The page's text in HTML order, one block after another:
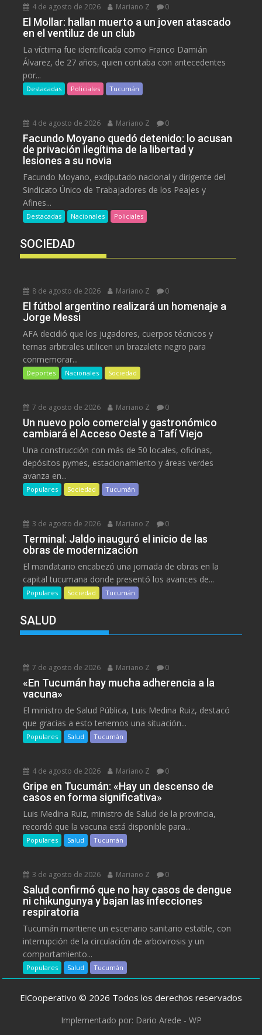
4 de agosto de 2026 Mariano Z 0
El Mollar: hallan muerto a un joven atascado
en el ventiluz de un club
La víctima fue identificada como Franco Damián
Álvarez, de 27 años, quien contaba con antecedentes
por...
Destacadas Policiales Tucumán
4 de agosto de 2026 Mariano Z 0
Facundo Moyano quedó detenido: lo acusan
de privación ilegítima de la libertad y
lesiones a su novia
Facundo Moyano, exdiputado nacional y dirigente del
Sindicato Único de Trabajadores de los Peajes y
Afines...
Destacadas Nacionales Policiales
SOCIEDAD
8 de agosto de 2026 Mariano Z 0
El fútbol argentino realizará un homenaje a
Jorge Messi
AFA decidió que los jugadores, cuerpos técnicos y
ternas arbitrales utilicen un brazalete negro para
conmemorar...
Deportes Nacionales Sociedad
7 de agosto de 2026 Mariano Z 0
Un nuevo polo comercial y gastronómico
cambiará el Acceso Oeste a Tafí Viejo
Una construcción con más de 50 locales, oficinas,
depósitos pymes, estacionamiento y áreas verdes
avanza en...
Populares Sociedad Tucumán
3 de agosto de 2026 Mariano Z 0
Terminal: Jaldo inauguró el inicio de las
obras de modernización
El mandatario encabezó una jornada de obras en la
capital tucumana donde presentó los avances de...
Populares Sociedad Tucumán
SALUD
7 de agosto de 2026 Mariano Z 0
«En Tucumán hay mucha adherencia a la
vacuna»
El ministro de Salud Pública, Luis Medina Ruiz, destacó
que gracias a esto tenemos una situación...
Populares Salud Tucumán
4 de agosto de 2026 Mariano Z 0
Gripe en Tucumán: «Hay un descenso de
casos en forma significativa»
Luis Medina Ruiz, ministro de Salud de la provincia,
recordó que la vacuna está disponible para...
Populares Salud Tucumán
3 de agosto de 2026 Mariano Z 0
Salud confirmó que no hay casos de dengue
ni chikungunya y bajan las infecciones
respiratoria
Tucumán mantiene un escenario sanitario estable, con
interrupción de la circulación de arbovirosis y un
comportamiento...
Populares Salud Tucumán
ElCooperativo © 2026 Todos los derechos reservados